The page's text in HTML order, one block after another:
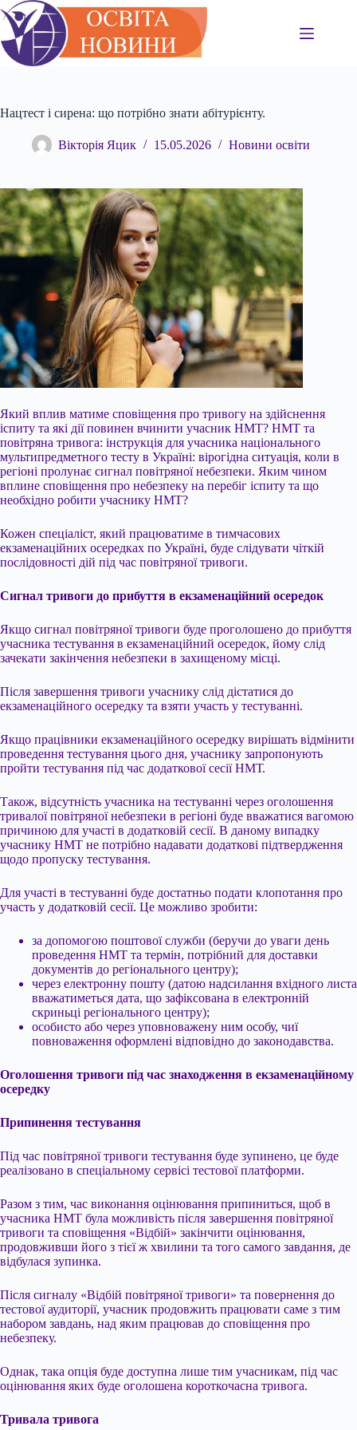
Перейти
до
вмісту
Нацтест і сирена: що потрібно знати абітурієнту.
Вікторія Яцик 15.05.2026 Новини освіти
Який вплив матиме сповіщення про тривогу на здійснення
іспиту та які дії повинен вчинити учасник НМТ? НМТ та
повітряна тривога: інструкція для учасника національного
мультипредметного тесту в Україні: вірогідна ситуація, коли в
регіоні пролунає сигнал повітряної небезпеки. Яким чином
вплине сповіщення про небезпеку на перебіг іспиту та що
необхідно робити учаснику НМТ?
Кожен спеціаліст, який працюватиме в тимчасових
екзаменаційних осередках по Україні, буде слідувати чіткій
послідовності дій під час повітряної тривоги.
Сигнал тривоги до прибуття в екзаменаційний осередок
Якщо сигнал повітряної тривоги буде проголошено до прибуття
учасника тестування в екзаменаційний осередок, йому слід
зачекати закінчення небезпеки в захищеному місці.
Після завершення тривоги учаснику слід дістатися до
екзаменаційного осередку та взяти участь у тестуванні.
Якщо працівники екзаменаційного осередку вирішать відмінити
проведення тестування цього дня, учаснику запропонують
пройти тестування під час додаткової сесії НМТ.
Також, відсутність учасника на тестуванні через оголошення
тривалої повітряної небезпеки в регіоні буде вважатися вагомою
причиною для участі в додатковій сесії. В даному випадку
учаснику НМТ не потрібно надавати додаткові підтвердження
щодо пропуску тестування.
Для участі в тестуванні буде достатньо подати клопотання про
участь у додатковій сесії. Це можливо зробити:
за допомогою поштової служби (беручи до уваги день
проведення НМТ та термін, потрібний для доставки
документів до регіонального центру);
через електронну пошту (датою надсилання вхідного листа
вважатиметься дата, що зафіксована в електронній
скриньці регіонального центру);
особисто або через уповноважену ним особу, чиї
повноваження оформлені відповідно до законодавства.
Оголошення тривоги під час знаходження в екзаменаційному
осередку
Припинення тестування
Під час повітряної тривоги тестування буде зупинено, це буде
реалізовано в спеціальному сервісі тестової платформи.
Разом з тим, час виконання оцінювання припиниться, щоб в
учасника НМТ була можливість після завершення повітряної
тривоги та сповіщення «Відбій» закінчити оцінювання,
продовживши його з тієї ж хвилини та того самого завдання, де
відбулася зупинка.
Після сигналу «Відбій повітряної тривоги» та повернення до
тестової аудиторії, учасник продовжить працювати саме з тим
набором завдань, над яким працював до сповіщення про
небезпеку.
Однак, така опція буде доступна лише тим учасникам, під час
оцінювання яких буде оголошена короткочасна тривога.
Тривала тривога